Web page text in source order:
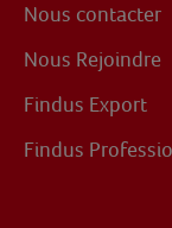
Nous contacter
Nous Rejoindre
Findus Export
Findus